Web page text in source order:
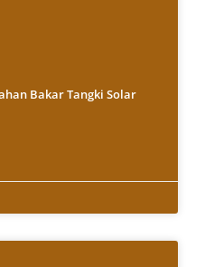
Bakar Tangki Solar